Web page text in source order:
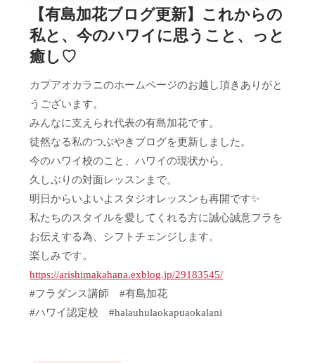
【有島加花ブログ更新】これからの
私と、今のハワイに思うこと、っと
癒し♡
カプアオカラニのホームページのお越し頂きありがと
うございます。
みんなに支えられ代表の有島加花です。
徒然なる私のつぶやきブログを更新しました。
今のハワイ校のこと、ハワイの現状から、
久しぶりの対面レッスンまで。
明日からいよいよスタジオレッスンも再開です✨
私たちのスタイルを愛してくれる方に誠心誠意フラを
お伝えする為、シフトチェンジします。
楽しみです。
https://arishimakahana.exblog.jp/29183545/
#フラダンス講師 #有島加花
#ハワイ認定校 #halauhulaokapuaokalani